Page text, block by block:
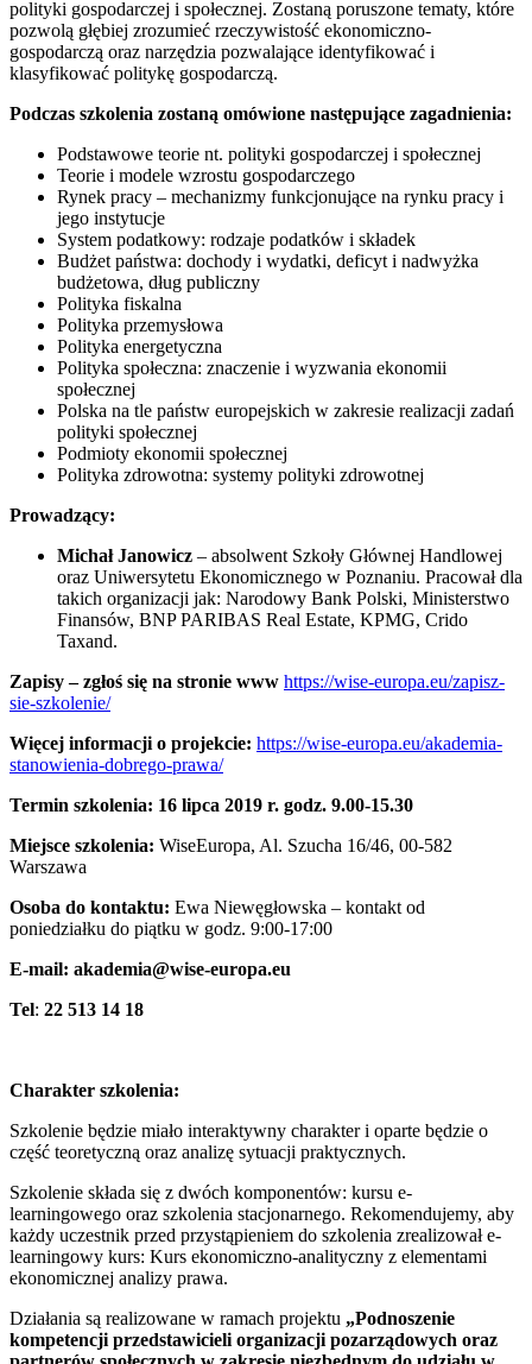
polityki gospodarczej i społecznej. Zostaną poruszone tematy, które
pozwolą głębiej zrozumieć rzeczywistość ekonomiczno-
gospodarczą oraz narzędzia pozwalające identyfikować i
klasyfikować politykę gospodarczą.
Podczas szkolenia zostaną omówione następujące zagadnienia:
Podstawowe teorie nt. polityki gospodarczej i społecznej
Teorie i modele wzrostu gospodarczego
Rynek pracy – mechanizmy funkcjonujące na rynku pracy i
jego instytucje
System podatkowy: rodzaje podatków i składek
Budżet państwa: dochody i wydatki, deficyt i nadwyżka
budżetowa, dług publiczny
Polityka fiskalna
Polityka przemysłowa
Polityka energetyczna
Polityka społeczna: znaczenie i wyzwania ekonomii
społecznej
Polska na tle państw europejskich w zakresie realizacji zadań
polityki społecznej
Podmioty ekonomii społecznej
Polityka zdrowotna: systemy polityki zdrowotnej
Prowadzący:
Michał Janowicz – absolwent Szkoły Głównej Handlowej
oraz Uniwersytetu Ekonomicznego w Poznaniu. Pracował dla
takich organizacji jak: Narodowy Bank Polski, Ministerstwo
Finansów, BNP PARIBAS Real Estate, KPMG, Crido
Taxand.
Zapisy – zgłoś się na stronie www https://wise-europa.eu/zapisz-
sie-szkolenie/
Więcej informacji o projekcie: https://wise-europa.eu/akademia-
stanowienia-dobrego-prawa/
Termin szkolenia: 16 lipca 2019 r. godz. 9.00-15.30
Miejsce szkolenia: WiseEuropa, Al. Szucha 16/46, 00-582
Warszawa
Osoba do kontaktu: Ewa Niewęgłowska – kontakt od
poniedziałku do piątku w godz. 9:00-17:00
E-mail: akademia@wise-europa.eu
Tel: 22 513 14 18
Charakter szkolenia:
Szkolenie będzie miało interaktywny charakter i oparte będzie o
część teoretyczną oraz analizę sytuacji praktycznych.
Szkolenie składa się z dwóch komponentów: kursu e-
learningowego oraz szkolenia stacjonarnego. Rekomendujemy, aby
każdy uczestnik przed przystąpieniem do szkolenia zrealizował e-
learningowy kurs: Kurs ekonomiczno-analityczny z elementami
ekonomicznej analizy prawa.
Działania są realizowane w ramach projektu „Podnoszenie
kompetencji przedstawicieli organizacji pozarządowych oraz